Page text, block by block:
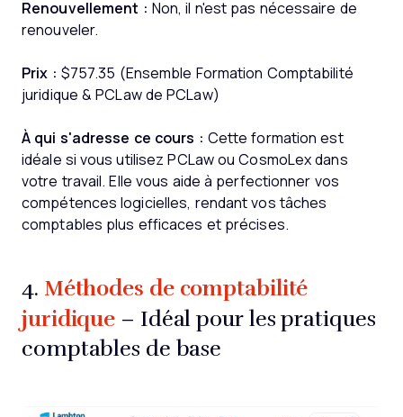
Renouvellement : Non, il n'est pas nécessaire de
renouveler.
Prix : $757.35 (Ensemble Formation Comptabilité
juridique & PCLaw de PCLaw)
À qui s'adresse ce cours : Cette formation est
idéale si vous utilisez PCLaw ou CosmoLex dans
votre travail. Elle vous aide à perfectionner vos
compétences logicielles, rendant vos tâches
comptables plus efficaces et précises.
4. Méthodes de comptabilité
juridique – Idéal pour les pratiques
comptables de base